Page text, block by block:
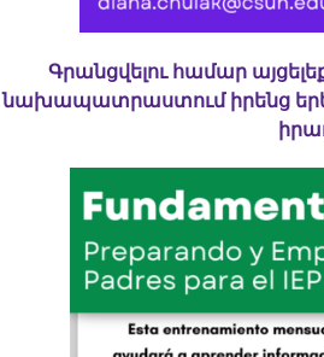
Գրանցվելու համար
նախապատրաստում իրենց